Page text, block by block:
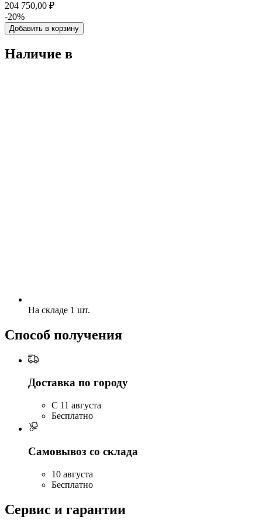
204 750,00 ₽
-20%
Добавить в корзину
Наличие в
На складе 1 шт.
Способ получения
Доставка по городу
C 11 августа
Бесплатно
Самовывоз со склада
10 августа
Бесплатно
Сервис и гарантии